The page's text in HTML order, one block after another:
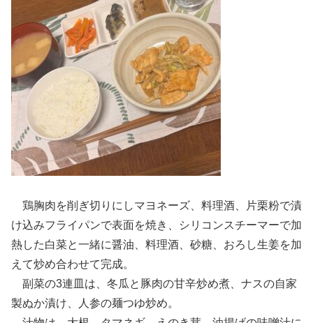
鶏胸肉を削ぎ切りにしマヨネーズ、料理酒、片栗粉で漬
け込みフライパンで表面を焼き、シリコンスチーマーで加
熱した白菜と一緒に醤油、料理酒、砂糖、おろし生姜を加
えて炒め合わせて完成。
副菜の3連皿は、冬瓜と豚肉の甘辛炒め煮、ナスの自家
製ぬか漬け、人参の麺つゆ炒め。